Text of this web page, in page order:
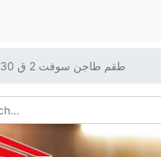
طقم طاجن سوفت 2 ق 35/30